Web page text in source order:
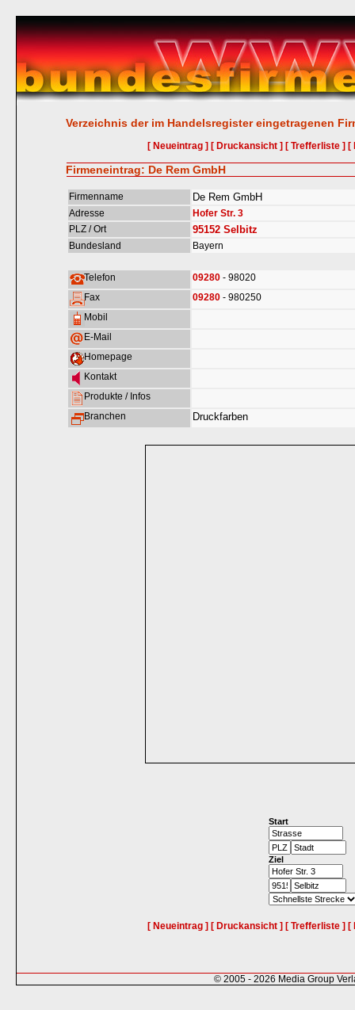
Verzeichnis der im Handelsregister eingetragenen
[ Neueintrag ] [ Druckansicht ] [ Trefferliste ] [
Firmeneintrag: De Rem GmbH
Firmenname De Rem GmbH
Adresse
Hofer Str. 3
PLZ / Ort
95152 Selbitz
Bundesland Bayern
Telefon 09280 - 98020
Fax
09280 - 980250
Mobil
E-Mail
Homepage
Kontakt
Produkte / Infos
Branchen
Druckfarben
Start
Ziel
[ Neueintrag ] [ Druckansicht ] [ Trefferliste ] [
© 2005 - 2026 Media Group